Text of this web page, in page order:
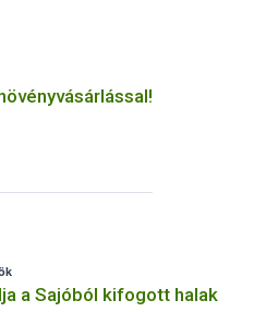
a Sajóból kifogott halak